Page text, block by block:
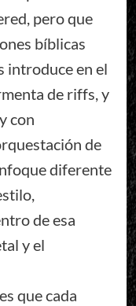
pero que
bíblicas
introduce en el
de riffs, y
con
de
diferente
de esa
y el
que cada